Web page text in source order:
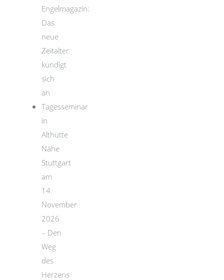
Engelmagazin:
Das
neue
Zeitalter
kündigt
sich
an
Tagesseminar
in
Althütte
Nähe
Stuttgart
am
14.
November
2026
– Den
Weg
des
Herzens